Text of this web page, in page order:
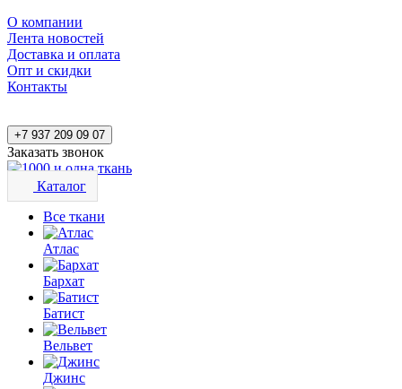
О компании
Лента новостей
Доставка и оплата
Опт и скидки
Контакты
+7 937 209 09 07
Заказать звонок
Каталог
Все ткани
Атлас
Бархат
Батист
Вельвет
Джинс